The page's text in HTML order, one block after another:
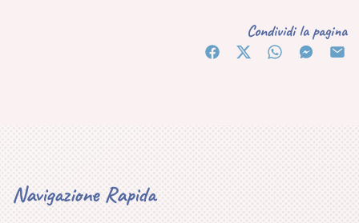
Condividi la pagina
Navigazione Rapida